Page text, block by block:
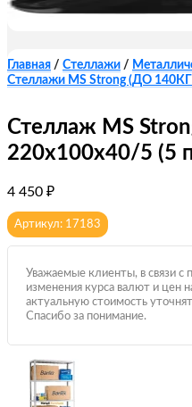
Главная / Стеллажи /
Стеллажи MS Strong (ДО
Стеллаж MS
220х100х40/5 (5
4 450 ₽
Артикул: 17183
Уважаемые клиенты, в связи с
изменения курса валют и цен
актуальную стоимость
Спасибо за понимание.